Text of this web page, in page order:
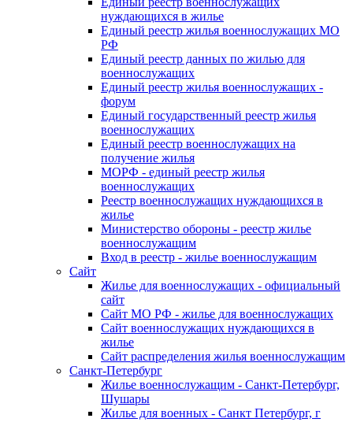
нуждающихся в жилье
Единый реестр жилья военнослужащих МО
РФ
Единый реестр данных по жилью для
военнослужащих
Единый реестр жилья военнослужащих -
форум
Единый государственный реестр жилья
военнослужащих
Единый реестр военнослужащих на
получение жилья
МОРФ - единый реестр жилья
военнослужащих
Реестр военнослужащих нуждающихся в
жилье
Министерство обороны - реестр жилье
военнослужащим
Вход в реестр - жилье военнослужащим
Сайт
Жилье для военнослужащих - официальный
сайт
Сайт МО РФ - жилье для военнослужащих
Сайт военнослужащих нуждающихся в
жилье
Сайт распределения жилья военнослужащим
Санкт-Петербург
Жилье военнослужащим - Санкт-Петербург,
Шушары
Жилье для военных - Санкт Петербург, г